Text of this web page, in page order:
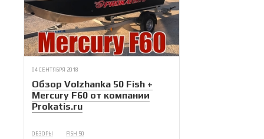
04 СЕНТЯБРЯ 2018
Обзор Volzhanka 50 Fish +
Mercury F60 от компании
Prokatis.ru
ОБЗОРЫ FISH 50